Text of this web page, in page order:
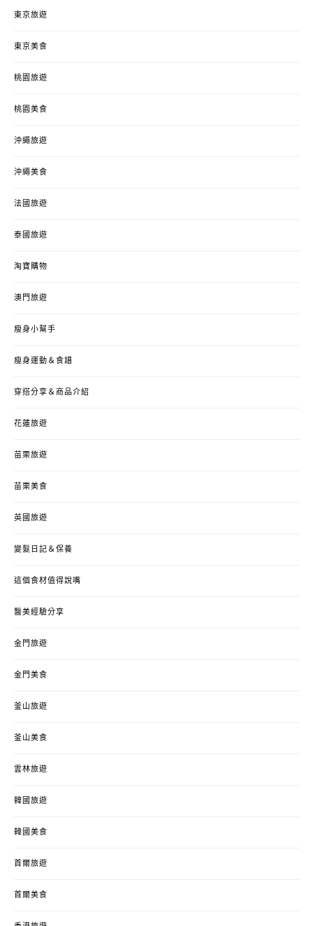
東京旅遊
東京美食
桃園旅遊
桃園美食
沖繩旅遊
沖繩美食
法國旅遊
泰國旅遊
淘寶購物
澳門旅遊
瘦身小幫手
瘦身運動＆食譜
穿搭分享＆商品介紹
花蓮旅遊
苗栗旅遊
苗栗美食
英國旅遊
變髮日記＆保養
這個食材值得說嘴
醫美經驗分享
金門旅遊
金門美食
釜山旅遊
釜山美食
雲林旅遊
韓國旅遊
韓國美食
首爾旅遊
首爾美食